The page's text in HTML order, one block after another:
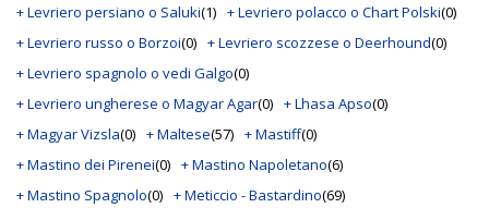
+ Levriero persiano o Saluki(1) + Levriero polacco o Chart Polski(0)
+ Levriero russo o Borzoi(0) + Levriero scozzese o Deerhound(0)
+ Levriero spagnolo o vedi Galgo(0)
+ Levriero ungherese o Magyar Agar(0) + Lhasa Apso(0)
+ Magyar Vizsla(0) + Maltese(57) + Mastiff(0)
+ Mastino dei Pirenei(0) + Mastino Napoletano(6)
+ Mastino Spagnolo(0) + Meticcio - Bastardino(69)